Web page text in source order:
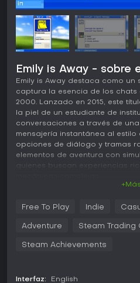
Emily is Away - sobre
Emily is Away destaca como
captura la esencia de los chats
2000. Lanzado en 2015, este
la piel de un estudiante de
conversaciones a través de
mensajería instantánea al estilo
opciones de diálogo y tramas
elementos de aventura con
quienes buscan experiencias
En Emily is Away, la
chat simuladas en las que
screenname y eligiendo buddy
respuestas que aparecen letra
+Más
Free To Play Indie
Adventure Steam Trading
Steam Achievements
Interfaz: English